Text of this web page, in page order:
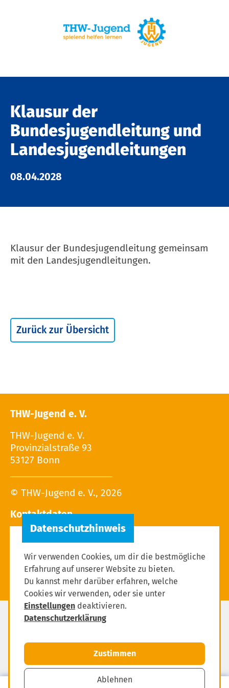
Klausur der
Bundesjugendleitung und
Landesjugendleitungen
08.04.2028
Klausur der Bundesjugendleitung gemeinsam
mit den Landesjugendleitungen.
Zurück zur Übersicht
THW-Jugend e. V.
THW-Jugend e. V.
Provinzialstraße 93
53127 Bonn
© THW-Jugend e. V., 2026
Kontaktdaten
Tel.: 02 28 / 9 40 - 13 27
Datenschutz
Impressum
Wir verwenden Cookies, um dir die bestmögliche
Erfahrung auf unserer Website zu bieten.
Du kannst mehr darüber erfahren, welche
Cookies wir verwenden, oder sie unter
Einstellungen deaktivieren.
Datenschutzerklärung
Zustimmen
Ablehnen